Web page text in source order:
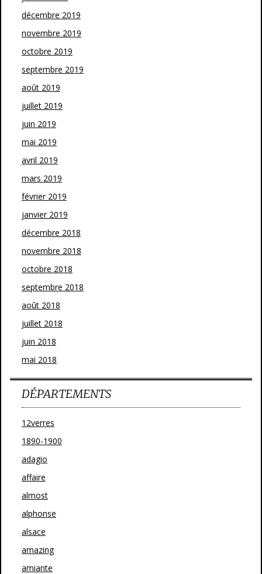
décembre 2019
novembre 2019
octobre 2019
septembre 2019
août 2019
juillet 2019
juin 2019
mai 2019
avril 2019
mars 2019
février 2019
janvier 2019
décembre 2018
novembre 2018
octobre 2018
septembre 2018
août 2018
juillet 2018
juin 2018
mai 2018
DÉPARTEMENTS
12verres
1890-1900
adagio
affaire
almost
alphonse
alsace
amazing
amiante